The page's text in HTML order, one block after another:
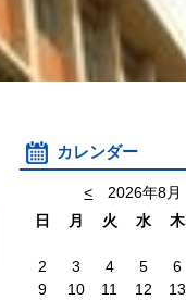
カレンダー
< 2026年8月
日
月 火 水 木
2
3 4 5 6
9
10 11 12 13